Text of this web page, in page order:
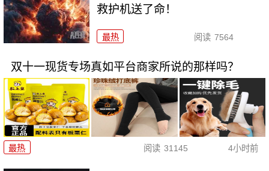
救护机送了命！
最热 阅读 7564
双十一现货专场真如平台商家所说的那样吗？
最热 阅读 31145 4小时前